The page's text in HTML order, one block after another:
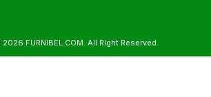
2026 FURNIBEL.COM. All Right Reserved.